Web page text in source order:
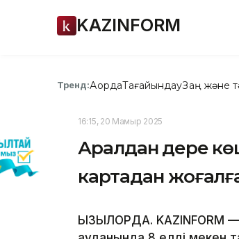
KAZINFORM
Тренд:АқордаТағайындауЗаң және
16:15, 20 Мамыр 2025
Аралдан үдере
картадан
ҚЫЗЫЛОРДА. KAZINFORM